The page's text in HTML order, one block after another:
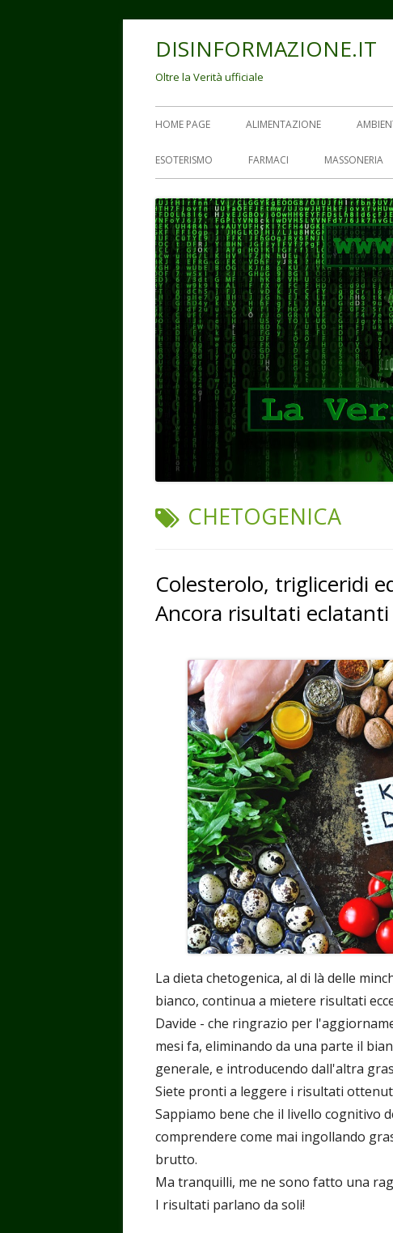
DISINFORMAZIONE.IT
Oltre la Verità ufficiale
Menu
principale
HOME PAGE ALIMENTAZIONE
ESOTERISMO FARMACI MASSONERIA
TAG:
CHETOGENICA
Colesterolo, trigliceridi
Ancora risultati
La dieta chetogenica, al di là delle
bianco, continua a mietere risultati
Davide - che ringrazio per
mesi fa, eliminando da una parte il
generale, e introducendo dall'altra
Siete pronti a leggere i risultati
Sappiamo bene che il livello cognitivo
comprendere come mai ingollando
brutto.
Ma tranquilli, me ne sono fatto una
I risultati parlano da soli!